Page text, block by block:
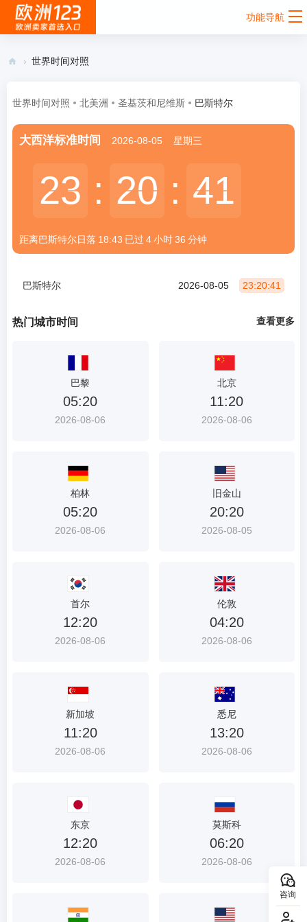
功能导航
咨询
洲
› 世界时间对照
世界时间对照 北美洲 圣基茨和尼维斯 巴斯特尔
大西洋标准时间 2026-08-05 星期三
23
23 : 20
20 : 41
41
距离巴斯特尔日落 18:43 已过 4小时36 分钟
巴斯特尔 2026-08-05 23:20:41
热门城市时间 查看更多
巴黎
05:20
2026-08-06
北京
11:20
2026-08-06
柏林
05:20
2026-08-06
旧金山
20:20
2026-08-05
首尔
12:20
2026-08-06
伦敦
04:20
2026-08-06
新加坡
11:20
2026-08-06
悉尼
13:20
2026-08-06
东京
12:20
2026-08-06
莫斯科
06:20
2026-08-06